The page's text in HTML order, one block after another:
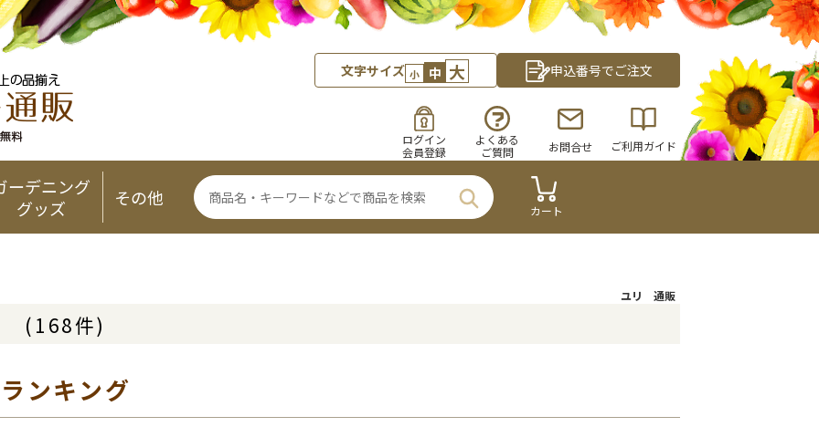
文字サイズ 小 中 大 申込番号でご注文
ログイン
会員登録
よくある
ご質問
お問合せ ご利用ガイド
ーデニング
グッズ
その他
カート
ユリ 通販
(168件)
ンキング